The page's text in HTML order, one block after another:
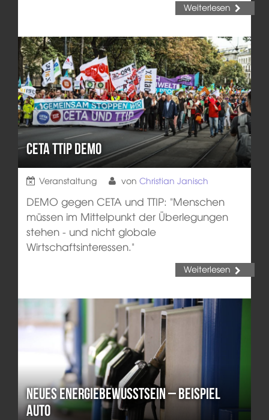
Weiterlesen
CETA TTIP Demo
Veranstaltung von Christian Janisch
DEMO gegen CETA und TTIP: "Menschen
müssen im Mittelpunkt der Überlegungen
stehen - und nicht globale
Wirtschaftsinteressen."
Weiterlesen
Neues Energiebewusstsein – Beispiel
Auto